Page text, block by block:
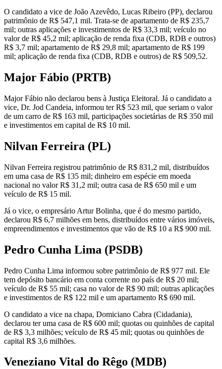
O candidato a vice de João Azevêdo, Lucas Ribeiro (PP), declarou
patrimônio de R$ 547,1 mil. Trata-se de apartamento de R$ 235,7
mil; outras aplicações e investimentos de R$ 33,3 mil; veículo no
valor de R$ 45,2 mil; aplicação de renda fixa (CDB, RDB e outros)
R$ 3,7 mil; apartamento de R$ 29,8 mil; apartamento de R$ 199
mil; aplicação de renda fixa (CDB, RDB e outros) de R$ 509,52.
Major Fábio (PRTB)
Major Fábio não declarou bens à Justiça Eleitoral. Já o candidato a
vice, Dr. Jod Candeia, informou ter R$ 523 mil, que seriam o valor
de um carro de R$ 163 mil, participações societárias de R$ 350 mil
e investimentos em capital de R$ 10 mil.
Nilvan Ferreira (PL)
Nilvan Ferreira registrou patrimônio de R$ 831,2 mil, distribuídos
em uma casa de R$ 135 mil; dinheiro em espécie em moeda
nacional no valor R$ 31,2 mil; outra casa de R$ 650 mil e um
veículo de R$ 15 mil.
Já o vice, o empresário Artur Bolinha, que é do mesmo partido,
declarou R$ 6,7 milhões em bens, distribuídos entre vários imóveis,
empreendimentos e investimentos que vão de R$ 10 a R$ 900 mil.
Pedro Cunha Lima (PSDB)
Pedro Cunha Lima informou sobre patrimônio de R$ 977 mil. Ele
tem depósito bancário em conta corrente no país de R$ 20 mil;
veículo de R$ 55 mil; casa no valor de R$ 90 mil; outras aplicações
e investimentos de R$ 122 mil e um apartamento R$ 690 mil.
O candidato a vice na chapa, Domiciano Cabra (Cidadania),
declarou ter uma casa de R$ 600 mil; quotas ou quinhões de capital
de R$ 3,3 milhões; veículo de R$ 45 mil; quotas ou quinhões de
capital R$ 3,6 milhões.
Veneziano Vital do Rêgo (MDB)